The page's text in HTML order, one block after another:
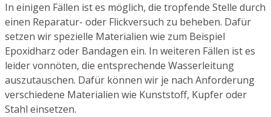
In einigen Fällen ist es möglich, die tropfende Stelle durch
einen Reparatur- oder Flickversuch zu beheben. Dafür
setzen wir spezielle Materialien wie zum Beispiel
Epoxidharz oder Bandagen ein. In weiteren Fällen ist es
leider vonnöten, die entsprechende Wasserleitung
auszutauschen. Dafür können wir je nach Anforderung
verschiedene Materialien wie Kunststoff, Kupfer oder
Stahl einsetzen.